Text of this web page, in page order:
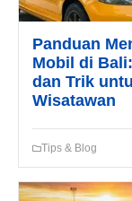
Panduan
Mobil di
dan Trik
Wisatawan
Tips & Blog